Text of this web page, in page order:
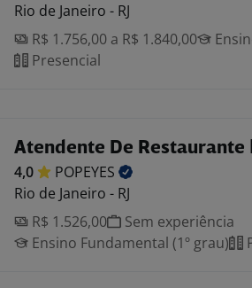
Rio de Janeiro - RJ
R$ 1.756,00 a R$ 1.840,00
Presencial
Atendente De Restaurante |
4,0
POPEYES
Rio de Janeiro - RJ
R$ 1.526,00
Sem experiência
Ensino Fundamental (1º grau)